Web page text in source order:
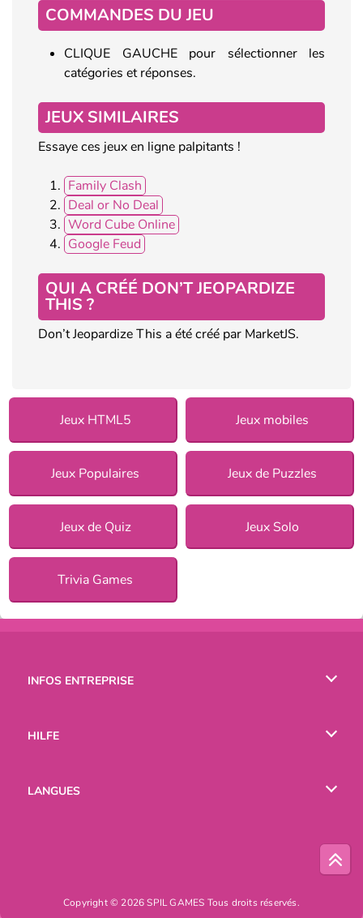
COMMANDES DU JEU
CLIQUE GAUCHE pour sélectionner les
catégories et réponses.
JEUX SIMILAIRES
Essaye ces jeux en ligne palpitants !
Family Clash
Deal or No Deal
Word Cube Online
Google Feud
QUI A CRÉÉ DON’T JEOPARDIZE
THIS ?
Don’t Jeopardize This a été créé par MarketJS.
Jeux HTML5 Jeux mobiles
Jeux Populaires Jeux de Puzzles
Jeux de Quiz Jeux Solo
Trivia Games
INFOS ENTREPRISE
HILFE
LANGUES
Copyright © 2026 SPIL GAMES Tous droits réservés.